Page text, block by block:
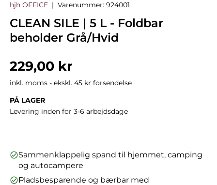
hjh OFFICE | Varenummer: 924001
CLEAN SILE | 5 L - Foldbar
beholder Grå/Hvid
Normalpris
229,00 kr
inkl. moms - ekskl. 45 kr forsendelse
PÅ LAGER
Levering inden for 3-6 arbejdsdage
Sammenklappelig spand til hjemmet, camping
og autocampere
Pladsbesparende og bærbar med